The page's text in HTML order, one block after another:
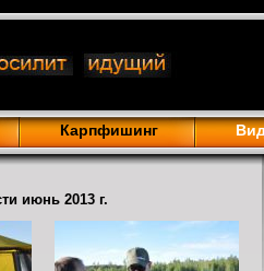
Карпфишинг
июнь 2013 г.